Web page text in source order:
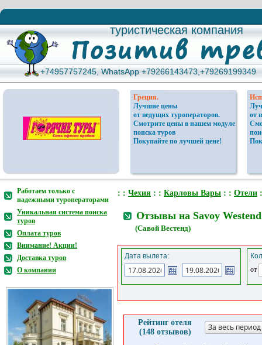
туристическая компания
туристическая компания
+74957757245, WhatsApp +79266143473,+79269199349
+74957757245, WhatsApp +79266143473,+79269199349
Греция.
Лучшие цены
от ведущих туроператоров.
Смотрите цены в нашем модуле
поиска туров
Покупайте по лучшей цене!
от
Работаем только с
надежными туроператорами
Уникальная система поиска
туров
Оплата туров
Внимание! Акции!
Доставка туров
О компании
: : Чехия : : Карловы Вары : : Отели
Отзывы на Savoy
(Савой Вестенд)
Дата вылета:
от
Рейтинг отеля
(148 отзывов)
За весь период